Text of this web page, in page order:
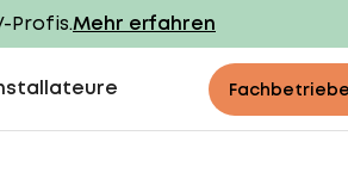
Profis.Mehr erfahren